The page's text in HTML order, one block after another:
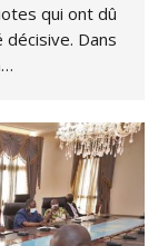
qui ont dû
Dans